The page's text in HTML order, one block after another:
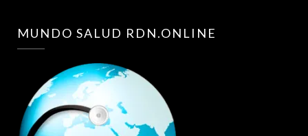
MUNDO SALUD RDN.ONLINE